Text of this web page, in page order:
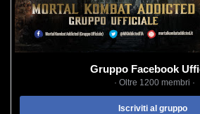
Gruppo Facebook
· Oltre 1200 membri ·
Iscriviti al gruppo